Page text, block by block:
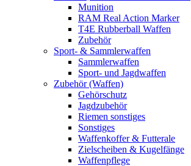
Munition
RAM Real Action Marker
T4E Rubberball Waffen
Zubehör
Sport- & Sammlerwaffen
Sammlerwaffen
Sport- und Jagdwaffen
Zubehör (Waffen)
Gehörschutz
Jagdzubehör
Riemen sonstiges
Sonstiges
Waffenkoffer & Futterale
Zielscheiben & Kugelfänge
Waffenpflege